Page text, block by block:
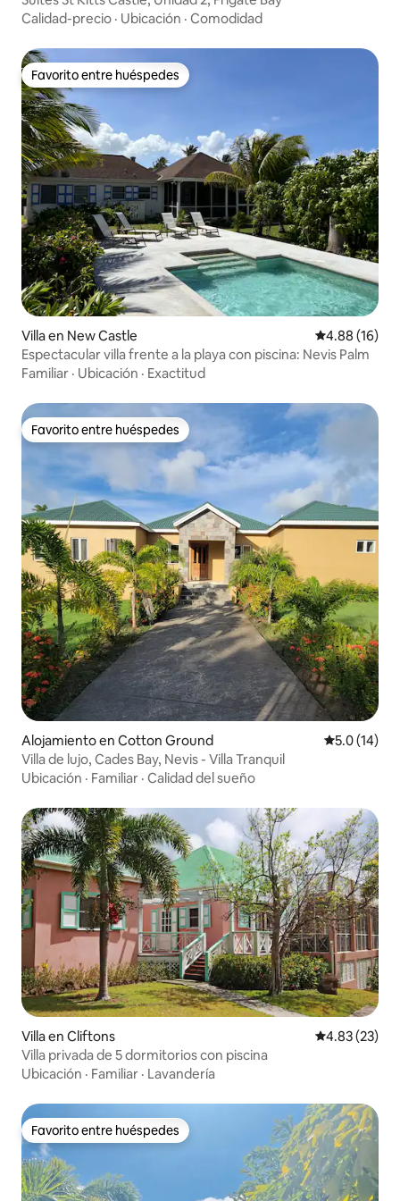
Calidad-precio · Ubicación · Comodidad
Favorito entre huéspedes
Favorito entre huéspedes
Villa en New Castle Calificación
4.88 (16)
Espectacular villa frente a la playa con piscina: Nevis Palm
Familiar · Ubicación · Exactitud
Favorito entre huéspedes
Favorito entre huéspedes
Alojamiento en Cotton Ground Calificación
5.0 (14)
Villa de lujo, Cades Bay, Nevis - Villa Tranquil
Ubicación · Familiar · Calidad del sueño
Villa en Cliftons Calificación
4.83 (23)
Villa privada de 5 dormitorios con piscina
Ubicación · Familiar · Lavandería
Favorito entre huéspedes
Favorito entre huéspedes